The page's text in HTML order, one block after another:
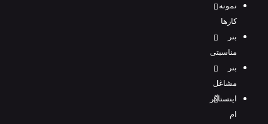
نمونه
کارها
بنر
مناسبتی
بنر
مشاغل
اینستاگر
ام